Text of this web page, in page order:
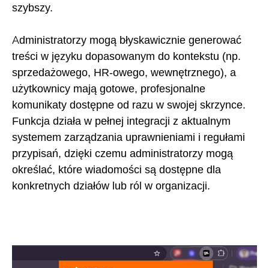
szybszy.
Administratorzy mogą błyskawicznie generować
treści w języku dopasowanym do kontekstu (np.
sprzedażowego, HR-owego, wewnętrznego), a
użytkownicy mają gotowe, profesjonalne
komunikaty dostępne od razu w swojej skrzynce.
Funkcja działa w pełnej integracji z aktualnym
systemem zarządzania uprawnieniami i regułami
przypisań, dzięki czemu administratorzy mogą
określać, które wiadomości są dostępne dla
konkretnych działów lub ról w organizacji.